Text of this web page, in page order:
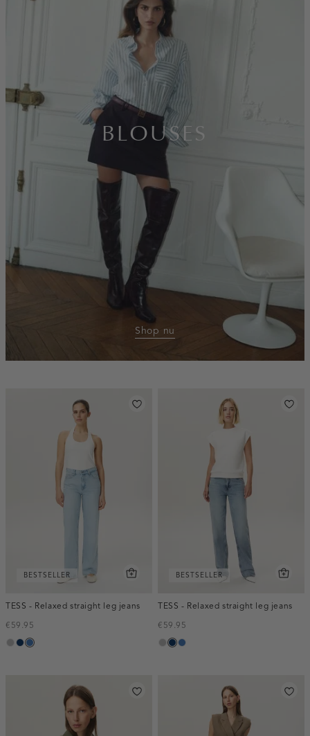
BLOUSES
Shop nu
BESTSELLER
TESS - Relaxed straight leg jeans
€59.95
grijs,
blauw,
blauw,
BESTSELLER
TESS - Relaxed straight leg jeans
€59.95
grijs,
blauw,
blauw,